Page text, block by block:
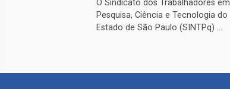
O Sindicato dos Trabalhadores em
Pesquisa, Ciência e Tecnologia do
Estado de São Paulo (SINTPq) ...